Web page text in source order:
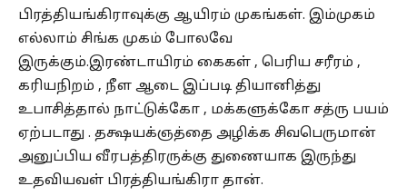
பிரத்தியங்கிராவுக்கு ஆயிரம் முகங்கள். இம்முகம்
எல்லாம் சிங்க முகம் போலவே
இருக்கும்.இரண்டாயிரம் கைகள் , பெரிய சரீரம் ,
கரியநிறம் , நீள ஆடை இப்படி தியானித்து
உபாசித்தால் நாட்டுக்கோ , மக்களுக்கோ சத்ரு பயம்
ஏற்படாது . தக்ஷயக்ஞத்தை அழிக்க சிவபெருமான்
அனுப்பிய வீரபத்திரருக்கு துணையாக இருந்து
உதவியவள் பிரத்தியங்கிரா தான்.